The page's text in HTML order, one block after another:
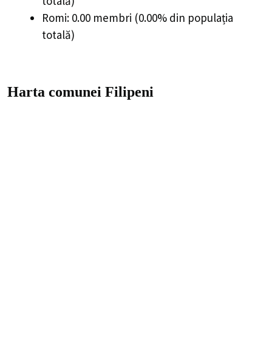
Romi: 0.00 membri (0.00% din populația
totală)
Harta comunei Filipeni